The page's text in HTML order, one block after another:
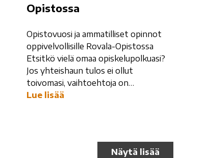
Opistossa
Opistovuosi ja ammatilliset opinnot
oppivelvollisille Rovala-Opistossa
Etsitkö vielä omaa opiskelupolkuasi?
Jos yhteishaun tulos ei ollut
toivomasi, vaihtoehtoja on…
Lue lisää
Näytä lisää